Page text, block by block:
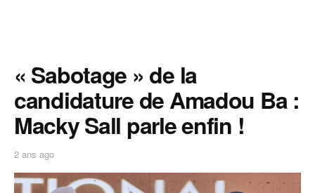
« Sabotage » de la
candidature de Amadou Ba :
Macky Sall parle enfin !
2 ans ago